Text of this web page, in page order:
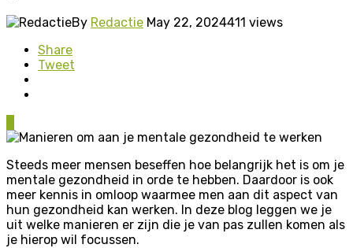
By Redactie May 22, 2024411 views
Share
Tweet
Steeds meer mensen beseffen hoe belangrijk het is om je
mentale gezondheid in orde te hebben. Daardoor is ook
meer kennis in omloop waarmee men aan dit aspect van
hun gezondheid kan werken. In deze blog leggen we je
uit welke manieren er zijn die je van pas zullen komen als
je hierop wil focussen.